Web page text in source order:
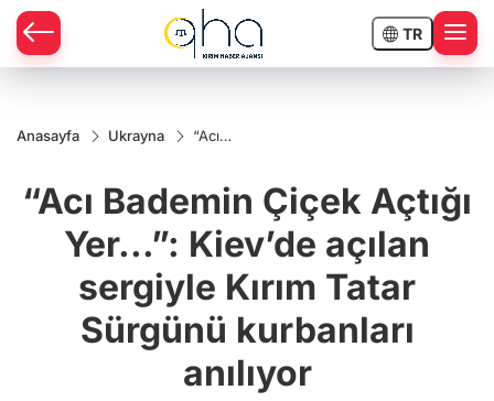
TR
Anasayfa Ukrayna
“Acı
Açtığı
Yer...”:
açılan
sergiyle
Kırım
Tatar
Sürgünü
kurbanları
anılıyor
“Acı Bademin Çiçek Açtığı
Yer...”: Kiev’de açılan
sergiyle Kırım Tatar
Sürgünü kurbanları
anılıyor